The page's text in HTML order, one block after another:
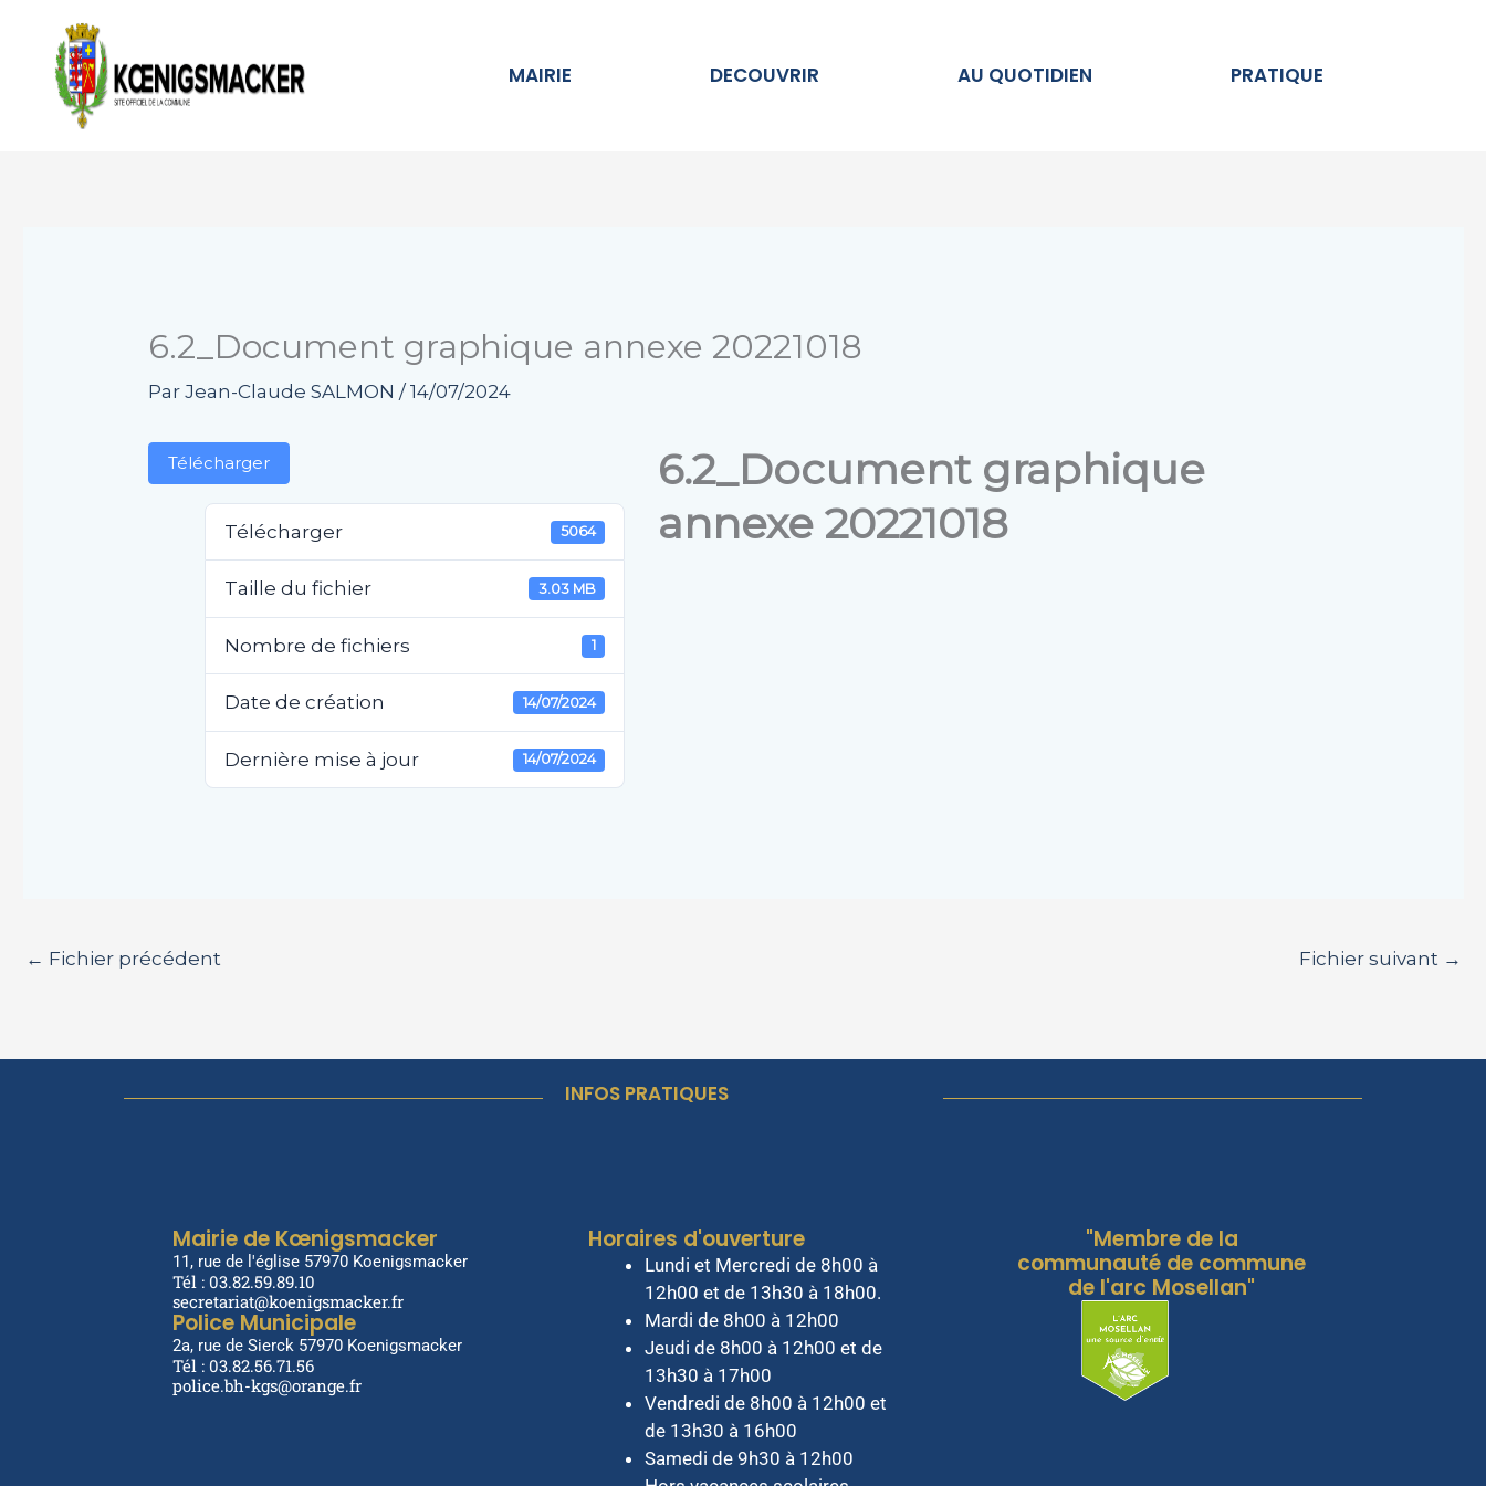
contenu
MAIRIE DECOUVRIR Ouvrir DECOUVRIRAU QUOTIDIEN Ouvrir AU QUOTIDIENPRATIQUE
6.2_Document graphique annexe 20221018
Par Jean-Claude SALMON /14/07/2024
Télécharger
Télécharger 5064
Taille du fichier 3.03 MB
Nombre de fichiers 1
Date de création 14/07/2024
Dernière mise à jour 14/07/2024
6.2_Document graphique
annexe 20221018
← Fichier précédent Fichier suivant →
INFOS PRATIQUES
Mairie de Kœnigsmacker
11, rue de l'église 57970 Koenigsmacker
Tél : 03.82.59.89.10
secretariat@koenigsmacker.fr
Police Municipale
2a, rue de Sierck 57970 Koenigsmacker
Tél : 03.82.56.71.56
police.bh-kgs@orange.fr
Horaires d'ouverture
Lundi et Mercredi de 8h00 à
12h00 et de 13h30 à 18h00.
Mardi de 8h00 à 12h00
Jeudi de 8h00 à 12h00 et de
13h30 à 17h00
Vendredi de 8h00 à 12h00 et
de 13h30 à 16h00
Samedi de 9h30 à 12h00
"Membre de la
communauté de commune
de l'arc Mosellan"